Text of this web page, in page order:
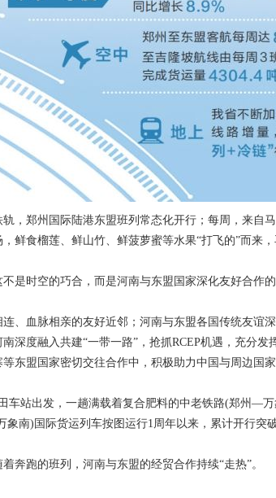
郑州国际陆港东盟班列常态化开行；每周，来自
鲜食榴莲、鲜山竹、鲜菠萝蜜等水果“打飞的”而来，
时空的巧合，而是河南与东盟国家深化友好合作的
血脉相亲的友好近邻；河南与东盟各国传统友谊深
深度融入共建“一带一路”，抢抓RCEP机遇，充分发
东盟国家密切交往合作中，积极助力中国与周边国家
站出发，一趟满载着复合肥料的中老铁路(郑州—万
南)国际货运列车按图运行1周年以来，累计开行突破
跑的班列，河南与东盟的经贸合作持续“走热”。